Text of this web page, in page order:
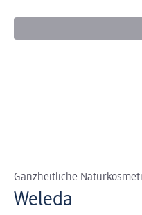
Ganzheitliche
Weleda